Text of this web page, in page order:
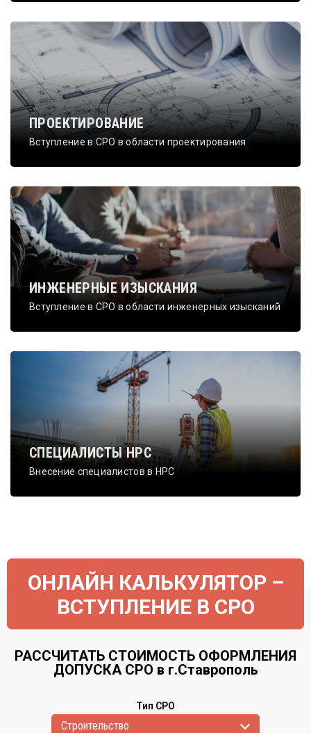
ПРОЕКТИРОВАНИЕ
Вступление в СРО в области проектирования
ИНЖЕНЕРНЫЕ ИЗЫСКАНИЯ
Вступление в СРО в области инженерных изысканий
СПЕЦИАЛИСТЫ НРС
Внесение специалистов в НРС
ОНЛАЙН КАЛЬКУЛЯТОР –
ВСТУПЛЕНИЕ В СРО
РАССЧИТАТЬ СТОИМОСТЬ ОФОРМЛЕНИЯ
ДОПУСКА СРО в г.Ставрополь
Тип СРО
Cтроительство